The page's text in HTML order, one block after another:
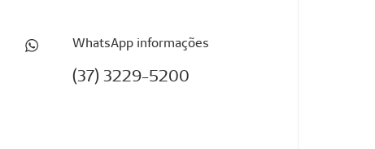
WhatsApp informações
(37) 3229-5200